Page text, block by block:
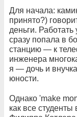
Для начала:
принято?)
деньги.
сразу попала в
станцию — к
инженера
я — дочь и
юности.
Однако 'make
как все студенты